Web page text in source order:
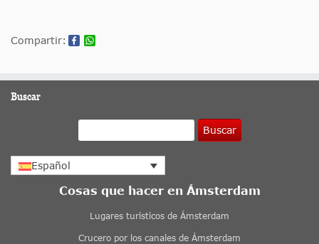
Compartir:
Buscar
Buscar
Español
Cosas que hacer en Ámsterdam
Lugares turisticos de Ámsterdam
Crucero por los canales de Ámsterdam